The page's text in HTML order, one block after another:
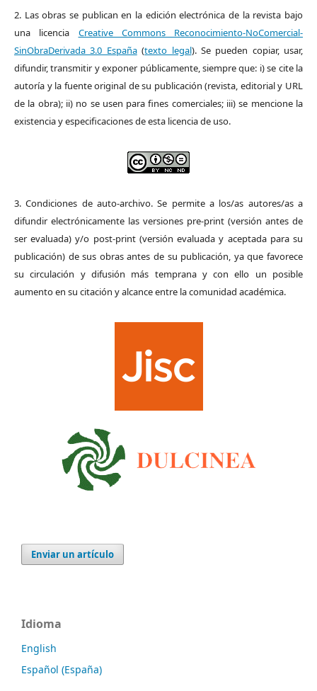
2. Las obras se publican en la edición electrónica de la revista bajo
una licencia Creative Commons Reconocimiento-NoComercial-
SinObraDerivada 3.0 España(texto legal). Se pueden copiar, usar,
difundir, transmitir y exponer públicamente, siempre que: i) se cite la
autoría y la fuente original de su publicación (revista, editorial y URL
de la obra); ii) no se usen para fines comerciales; iii) se mencione la
existencia y especificaciones de esta licencia de uso.
3. Condiciones de auto-archivo. Se permite a los/as autores/as a
difundir electrónicamente las versiones pre-print (versión antes de
ser evaluada) y/o post-print (versión evaluada y aceptada para su
publicación) de sus obras antes de su publicación, ya que favorece
su circulación y difusión más temprana y con ello un posible
aumento en su citación y alcance entre la comunidad académica.
Enviar un artículo
Idioma
English
Español (España)